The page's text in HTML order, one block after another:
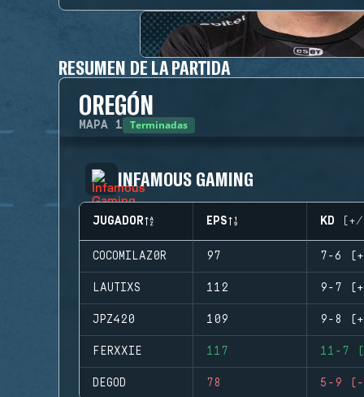
RESUMEN DE LA PARTIDA
OREGÓN
MAPA 1 Terminadas
INFAMOUS GAMING
JUGADOR EPS KD
COCOMILAZ0R 97 7-6
LAUTIXS 112 9-7
JPZ420 109 9-8
FERXXIE 117 11-7
DEGOD 78 5-9